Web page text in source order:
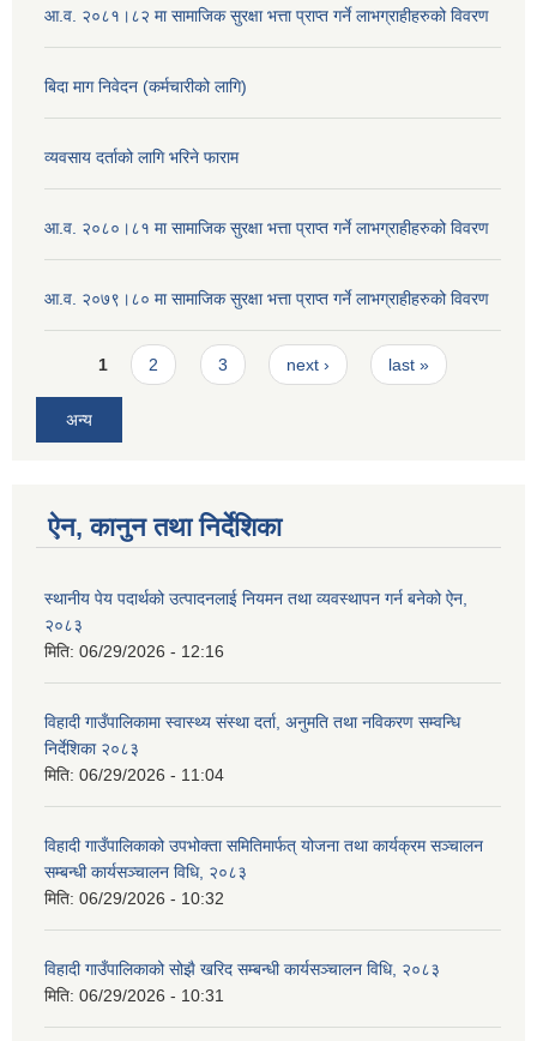
आ.व. २०८१।८२ मा सामाजिक सुरक्षा भत्ता प्राप्त गर्ने लाभग्राहीहरुको विवरण
बिदा माग निवेदन (कर्मचारीको लागि)
व्यवसाय दर्ताको लागि भरिने फाराम
आ.व. २०८०।८१ मा सामाजिक सुरक्षा भत्ता प्राप्त गर्ने लाभग्राहीहरुको विवरण
आ.व. २०७९।८० मा सामाजिक सुरक्षा भत्ता प्राप्त गर्ने लाभग्राहीहरुको विवरण
Pages
1 2 3 next › last »
अन्य
ऐन, कानुन तथा निर्देशिका
स्थानीय पेय पदार्थको उत्पादनलाई नियमन तथा व्यवस्थापन गर्न बनेको ऐन,
२०८३
मिति: 06/29/2026 - 12:16
विहादी गाउँपालिकामा स्वास्थ्य संस्था दर्ता, अनुमति तथा नविकरण सम्वन्धि
निर्देशिका २०८३
मिति: 06/29/2026 - 11:04
विहादी गाउँपालिकाको उपभोक्ता समितिमार्फत् योजना तथा कार्यक्रम सञ्चालन
सम्बन्धी कार्यसञ्चालन विधि, २०८३
मिति: 06/29/2026 - 10:32
विहादी गाउँपालिकाको सोझै खरिद सम्बन्धी कार्यसञ्चालन विधि, २०८३
मिति: 06/29/2026 - 10:31